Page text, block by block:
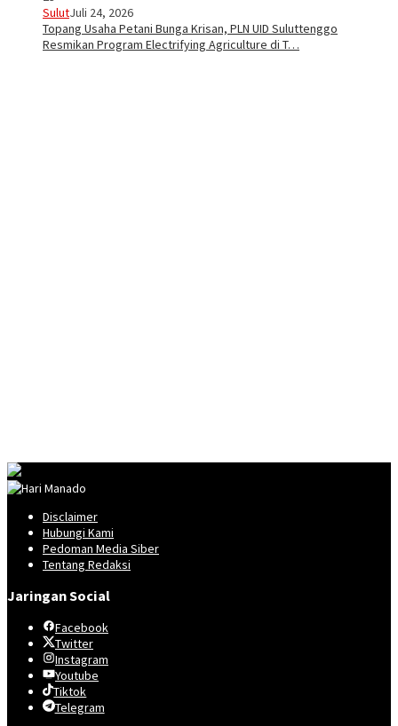
SulutJuli 24, 2026
Topang Usaha Petani Bunga Krisan, PLN UID Suluttenggo
Resmikan Program Electrifying Agriculture di T…
Disclaimer
Hubungi Kami
Pedoman Media Siber
Tentang Redaksi
Jaringan Social
Facebook
Twitter
Instagram
Youtube
Tiktok
Telegram